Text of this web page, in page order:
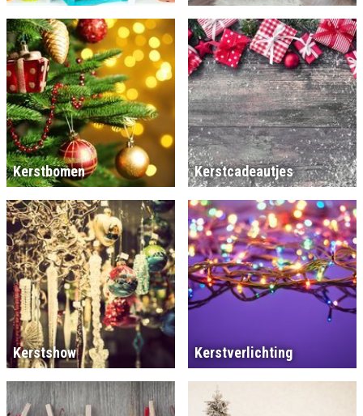
Kerstbomen Kerstcadeautjes
Kerstshow Kerstverlichting